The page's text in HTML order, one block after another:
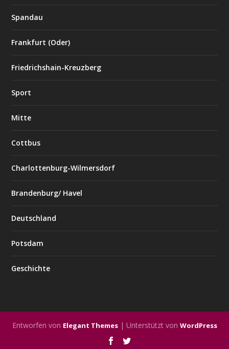
Spandau
Frankfurt (Oder)
Friedrichshain-Kreuzberg
Sport
Mitte
Cottbus
Charlottenburg-Wilmersdorf
Brandenburg/ Havel
Deutschland
Potsdam
Geschichte
Entworfen von Elegant Themes| Unterstützt von WordPress